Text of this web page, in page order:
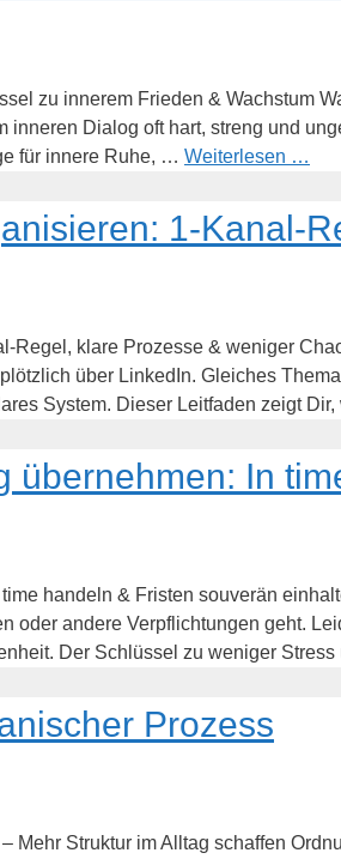
zu innerem Frieden & Wachstum
inneren Dialog oft hart, streng und
für innere Ruhe, … Weiterlesen …
1-Kanal-
Regel, klare Prozesse & weniger
über LinkedIn. Gleiches
System. Dieser Leitfaden zeigt
übernehmen: In
handeln & Fristen souverän
oder andere Verpflichtungen geht.
Der Schlüssel zu weniger
Prozess
Mehr Struktur im Alltag schaffen